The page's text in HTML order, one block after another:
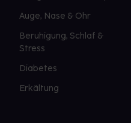
Auge, Nase & Ohr
Beruhigung, Schlaf &
Stress
Diabetes
Erkältung